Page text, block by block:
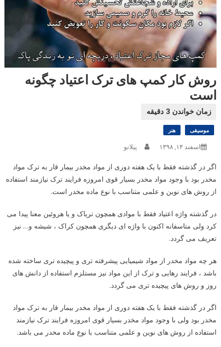
روش کار کمپ های ترک اعتیاد چگونه
است
موسیقی هنر
اسفند ۱۴, ۱۳۹۸ پیلانو
اگر در گذشته فقط با یک هفته دوری از مواد مخدر بیمار قار به ترک مواد
مخدر بود با وجود مواد مخدر بسیار قوی امروزه فرایند ترک نیازمند استفاده
از روش های نوین و علمی متناسب با نوع ماده مخدر است.
در گذشته واژه اعتیاد فقط با موادی همچون تریاک و یا هروئین معنا پیدا می
کرد ولی متاسفانه اکنون با واژه ای دیگری همچون کراک ، شیشه و… نیز
تعریف می گردد.
هر چه مواد مخدر از مواد شیمیایی پیشرفته تری و پیچیده تری ساخته شده
باشد ، فرایند رهایی و ترک از این مواد نیز مستلزم استفاده از دانش های
روز و روش های پیچیده تری می گردد.
اگر در گذشته فقط با یک هفته دوری از مواد مخدر بیمار قار به ترک مواد
مخدر بود ولی با وجود مواد مخدر بسیار قوی امروزه فرایند ترک نیازمند
استفاده از روش های نوین و علمی متناسب با نوع ماده مخدر می باشد.